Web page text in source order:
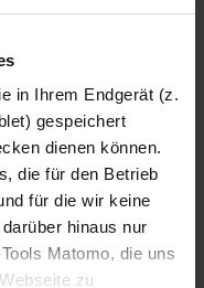
in Ihrem Endgerät (z.
gespeichert
dienen können.
die für den Betrieb
für die wir keine
hinaus nur
Matomo, die uns
zu
Lorenz